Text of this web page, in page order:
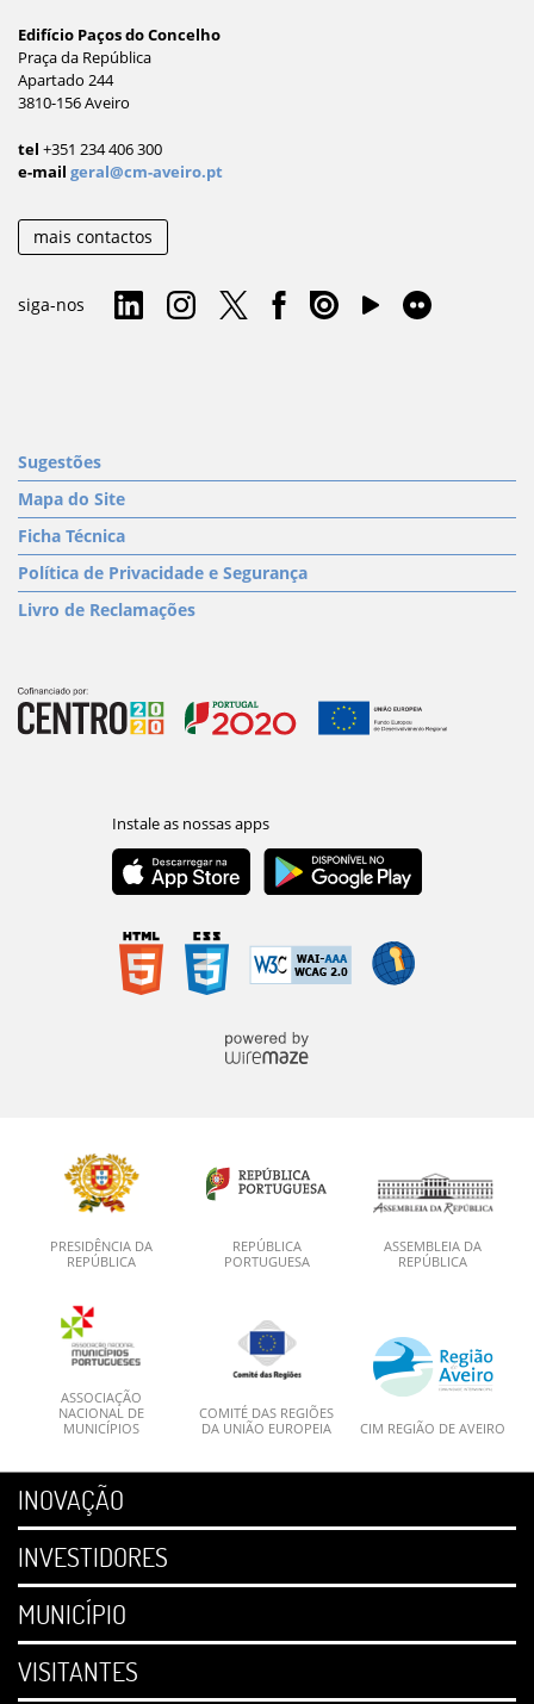
Edifício Paços do Concelho
Praça da República
Apartado 244
3810-156 Aveiro
tel +351 234 406 300
e-mail geral@cm-aveiro.pt
mais contactos
siga-nos
Sugestões
Mapa do Site
Ficha Técnica
Política de Privacidade e Segurança
Livro de Reclamações
PRESIDÊNCIA DA
REPÚBLICA
REPÚBLICA
PORTUGUESA
ASSEMBLEIA DA
REPÚBLICA
ASSOCIAÇÃO
NACIONAL DE
MUNICÍPIOS
COMITÉ DAS REGIÕES
DA UNIÃO EUROPEIA
CIM REGIÃO DE AVEIRO
INOVAÇÃO
INVESTIDORES
MUNICÍPIO
VISITANTES